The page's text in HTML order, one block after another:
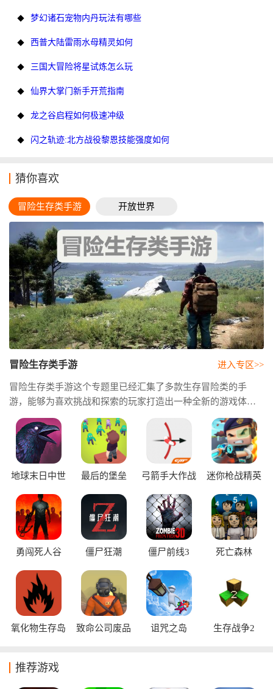
梦幻诸石宠物内丹玩法有哪些
西普大陆雷雨水母精灵如何
三国大冒险将星试炼怎么玩
仙界大掌门新手开荒指南
龙之谷启程如何极速冲级
闪之轨迹:北方战役黎恩技能强度如何
猜你喜欢
冒险生存类手游 开放世界
冒险生存类手游
冒险生存类手游这个专题里已经汇集了多款生存冒险类的手
游，能够为喜欢挑战和探索的玩家打造出一种全新的游戏体
验。在这里，玩家需要不断地去收集各种资源，然后建造房
屋、制作工具和武器，同时也需要及时应对周围环境与怪物的
威胁。这类的游戏的自由度极高，玩家可以随心地去探索地
图、还有开发领地，并且还能够与其他的玩家一起协作或竞
技。不论玩家是喜欢单人求生还是组队冒险，这个专题都能绝
进入专区>>
地球末日中世
最后的堡垒 弓箭手大作战 迷你枪战精英
勇闯死人谷 僵尸狂潮 僵尸前线3 死亡森林
氧化物生存岛
致命公司废品
诅咒之岛 生存战争2
推荐游戏